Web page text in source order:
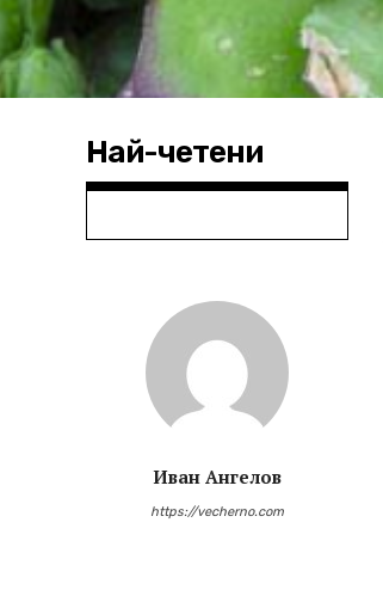
Най-четени
Иван Ангелов
https://vecherno.com